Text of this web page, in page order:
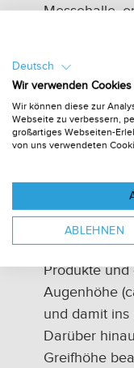
Messehalle,
wird, für
Diese
dem
angeboten.
In der
Produkte und
Augenhöhe
und damit ins
Darüber
Greifhöhe
Deutsch
Wir verwenden Cookies
Wir können diese zur
Webseite zu verbessern,
großartiges Webseiten-
von uns verwendeten
ABLEHNEN